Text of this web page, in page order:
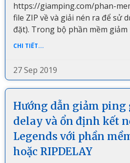
https://giamping.com/phan-
file ZIP về và giải nén ra để sử
đặt). Trong bộ phần mềm giảm
CHI TIẾT...
27 Sep 2019
Hướng dẫn giảm
delay và ổn định kết
Legends với phần
hoặc RIPDELAY